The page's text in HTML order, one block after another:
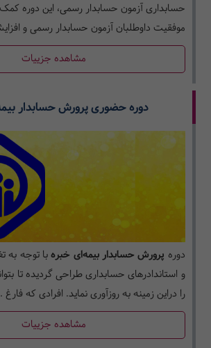
حسابداری آزمون حسابدار رسمی، این دوره
موفقیت داوطلبان آزمون حسابدار رسمی و
مشاهده جزییات
دوره حضوری پرورش حسابدار
دوره پرورش حسابدار بیمه‌ای خبرهبا توجه به
و استاندادرهای حسابداری طراحی گردیده تا
را دراین زمینه به روزآوری نماید. افرادی که فارغ
مشاهده جزییات